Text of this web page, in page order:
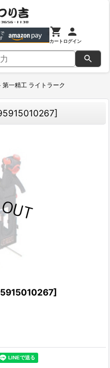
カートログイン
第一精工 ライトラーク
]
]